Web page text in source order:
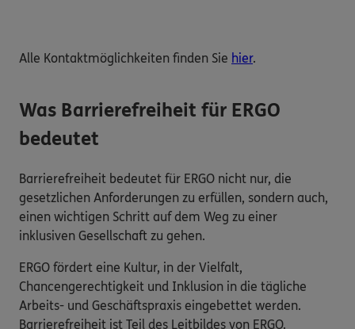
Alle Kontaktmöglichkeiten finden Sie hier.
Was Barrierefreiheit für ERGO
bedeutet
Barrierefreiheit bedeutet für ERGO nicht nur, die
gesetzlichen Anforderungen zu erfüllen, sondern auch,
einen wichtigen Schritt auf dem Weg zu einer
inklusiven Gesellschaft zu gehen.
ERGO fördert eine Kultur, in der Vielfalt,
Chancengerechtigkeit und Inklusion in die tägliche
Arbeits- und Geschäftspraxis eingebettet werden.
Barrierefreiheit ist Teil des Leitbildes von ERGO.